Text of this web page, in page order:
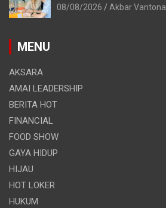
08/08/2026 Akbar Vantona
MENU
AKSARA
AMAI LEADERSHIP
BERITA HOT
FINANCIAL
FOOD SHOW
GAYA HIDUP
HIJAU
HOT LOKER
HUKUM